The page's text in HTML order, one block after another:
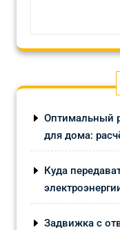
Оптимальный
для дома:
Куда
Задвижка с